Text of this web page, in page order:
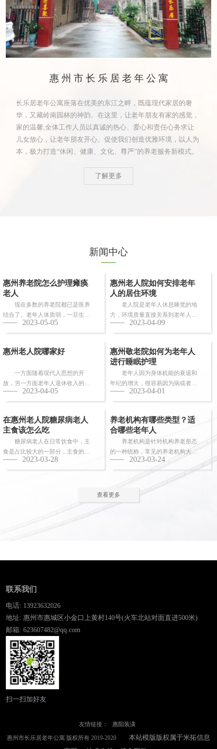
惠州市长乐居老年公寓
长乐居老年公寓座落在优美的东江之畔，既蕴现代家居的奢
华，又藏岭南园林的神韵。在这里，让老年朋友有家的感觉，
家的温馨;全体工作人员以真诚的热心、爱心和责任心务求让
儿女放心，让老年朋友开心。促使我们创造优雅环境，以人为
本，极力打造“休闲、健康、文化、尊严”的养老服务新模式。
了解更多
新闻中心
惠州养老院怎么护理瘫痪
老人
现在多数的养老院都已是医养
结合了。老年人体质弱，一旦生
病，多数情况下都会面临卧床修
养，这时候就需...
2023-05-05
惠州老人院如何安排老年
人的居住环境
老人院是老年人休息睡觉的地
方，环境质量直接关系到老年人的
健康长寿。由于老年人适应能力和
抗病能力较...
2023-04-09
惠州老人院哪家好
一方面随着现代人思想的开
放，另一方面老年人退休收入的稳
步上升，选择惠州老人院进行疗养
的老人越来越...
2023-04-05
惠州敬老院如何为老年人
进行睡眠护理
老年人因为身体机能的衰退和
年纪的增大，很容易因为病或者各
种各样的原因导致失眠、多梦，睡
眠质量差等...
2023-04-01
在惠州老人院糖尿病老人
主食该怎么吃
糖尿病老人在日常饮食中，主
食是占比较大的一部分，主食的选
择对控制血糖水平至关重要。那
么，糖尿病老...
2023-03-28
养老机构有哪些类型？适
合哪些老年人
养老机构是针对机构养老形态
的一种统称，常见的养老机构大致
有这些类型：养老社区、老年公
寓、养老院、...
2023-03-24
查看更多
联系我们
电话: 13923632026
地址: 惠州市惠城区小金口上黄村140号(火车北站对面直进500米)
邮箱: 623607482@qq.com
扫一扫加好友
友情链接：
惠阳装潢
惠州市长乐居老年公寓 版权所有 2019-2020
本站模版版权属于米拓信息